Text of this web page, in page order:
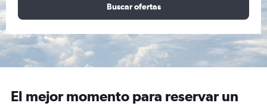
Buscar ofertas
El mejor momento para reservar un